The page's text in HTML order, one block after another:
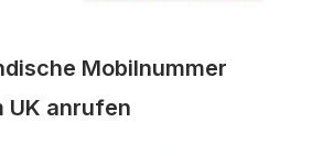
Mobilnummer
UK anrufen